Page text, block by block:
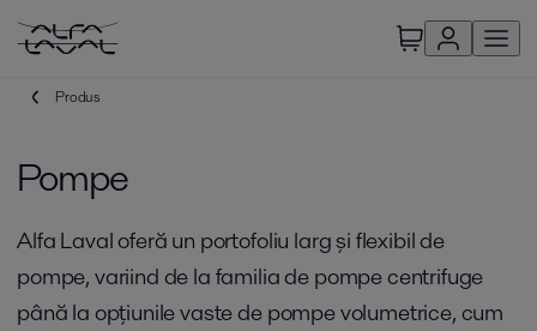
Produs
Pompe
Alfa Laval oferă un portofoliu larg și flexibil de
pompe, variind de la familia de pompe centrifuge
până la opțiunile vaste de pompe volumetrice, cum